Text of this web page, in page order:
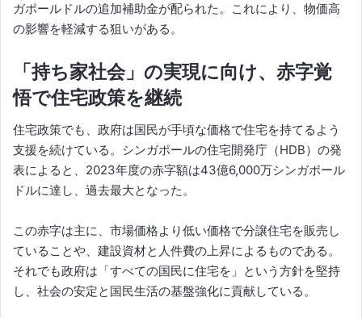
ガポールドルの追加補助金が配られた。これにより、物価高
の影響を軽減する狙いがある。
「持ち家社会」の実現に向け、赤字覚
悟で住宅政策を継続
住宅政策でも、政府は国民が手頃な価格で住宅を持てるよう
支援を続けている。シンガポールの住宅開発庁（HDB）の発
表によると、2023年度の赤字額は43億6,000万シンガポール
ドルに達し、過去最大となった。
この赤字は主に、市場価格より低い価格で分譲住宅を販売し
ていることや、建設資材と人件費の上昇によるものである。
それでも政府は「すべての国民に住宅を」という方針を堅持
し、社会の安定と国民生活の基盤強化に貢献している。